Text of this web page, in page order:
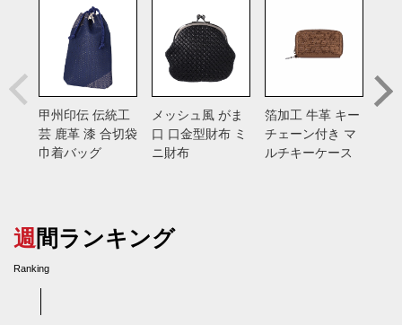
甲州印伝 伝統工
芸 鹿革 漆 合切袋
巾着バッグ
メッシュ風 がま
口 口金型財布 ミ
ニ財布
箔加工 牛革 キー
チェーン付き マ
ルチキーケース
週間ランキング
Ranking